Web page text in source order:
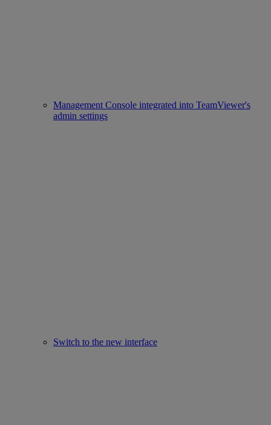
Management Console integrated into TeamViewer's
admin settings
Switch to the new interface